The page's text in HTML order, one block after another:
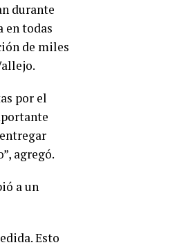
durante
en todas
de miles
por el
agregó.
a un
Esto